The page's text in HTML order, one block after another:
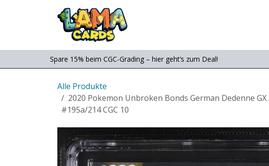
Zum Inhalt springen
Spare 15% beim CGC-Grading – hier geht’s zum Deal!
Alle Produkte
2020 Pokemon Unbroken Bonds German Dedenne
#195a/214 CGC 10